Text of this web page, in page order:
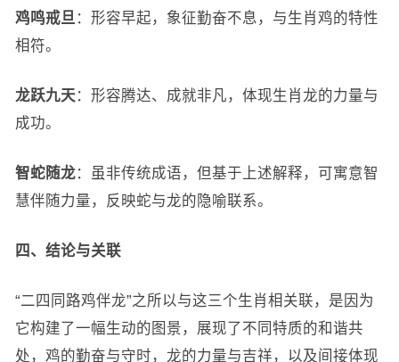
鸡鸣戒旦 ：形容早起，象征勤奋不息，与生肖鸡的特性
相符。
龙跃九天：形容腾达、成就非凡，体现生肖龙的力量与
成功。
智蛇随龙：虽非传统成语，但基于上述解释，可寓意智
慧伴随力量，反映蛇与龙的隐喻联系。
四、结论与关联
“二四同路鸡伴龙”之所以与这三个生肖相关联，是因为
它构建了一幅生动的图景，展现了不同特质的和谐共
处，鸡的勤奋与守时，龙的力量与吉祥，以及间接体现